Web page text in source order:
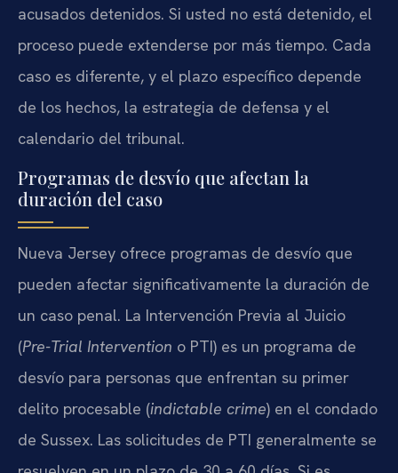
acusados detenidos. Si usted no está detenido, el
proceso puede extenderse por más tiempo. Cada
caso es diferente, y el plazo específico depende
de los hechos, la estrategia de defensa y el
calendario del tribunal.
Programas de desvío que afectan la
duración del caso
Nueva Jersey ofrece programas de desvío que
pueden afectar significativamente la duración de
un caso penal. La Intervención Previa al Juicio
(Pre-Trial Intervention o PTI) es un programa de
desvío para personas que enfrentan su primer
delito procesable (indictable crime) en el condado
de Sussex. Las solicitudes de PTI generalmente se